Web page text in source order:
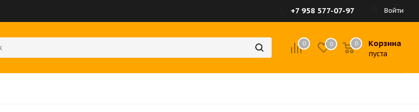
Войти
+7 958 577-07-97
0 0 Корзина
пуста
0